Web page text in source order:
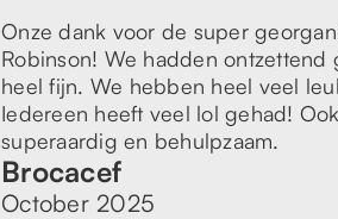
Onze dank voor de super
Robinson! We hadden
heel fijn. We hebben heel veel
Iedereen heeft veel lol gehad!
superaardig en behulpzaam.
Brocacef
October 2025